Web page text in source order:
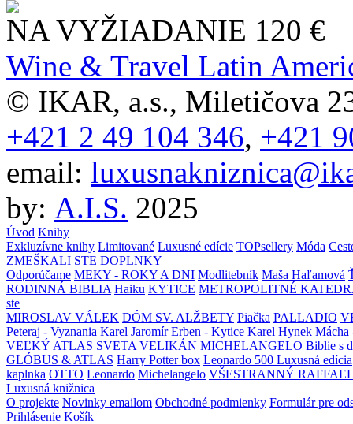
NA VYŽIADANIE 120 €
Wine & Travel Latin
© IKAR, a.s., Miletičova
+421 2 49 104 346, +421
email:
by: A.I.S. 2025
Úvod Knihy
Exkluzívne knihy Limitované Luxusné edície TOPsellery Móda
ZMEŠKALI STE DOPLNKY
Odporúčame MEKY - ROKY A DNI Modlitebník Maša Haľamová
RODINNÁ BIBLIA Haiku KYTICE METROPOLITNÉ
ste
MIROSLAV VÁLEK DÓM SV. ALŽBETY Piačka PALLADIO
Peteraj - Vyznania Karel Jaromír Erben - Kytice Karel Hynek Mácha
VEĽKÝ ATLAS SVETA VELIKÁN MICHELANGELO Biblie s
GLÓBUS & ATLAS Harry Potter box Leonardo 500 Luxusná edícia
kaplnka OTTO Leonardo Michelangelo VŠESTRANNÝ
Luxusná knižnica
O projekte Novinky emailom Obchodné podmienky Formulár pre
Prihlásenie Košík